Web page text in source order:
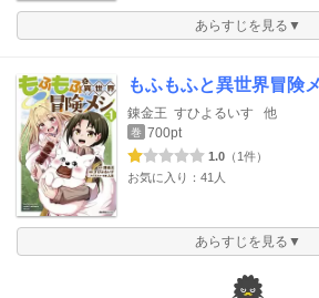
あらすじを見る▼
もふもふと異世界冒険
錬金王 すひよるいす 他
巻 700pt
1.0 （1件）
お気に入り：41人
あらすじを見る▼